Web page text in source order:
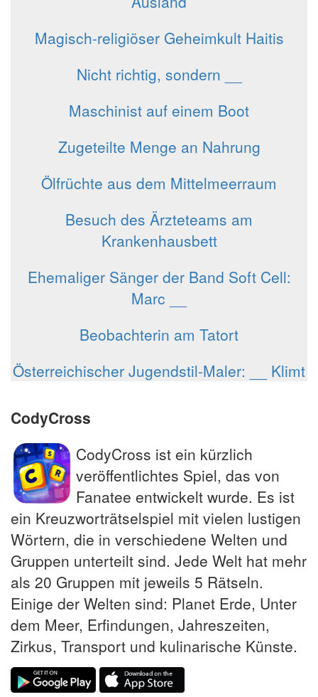
Magisch-religiöser Geheimkult Haitis
Nicht richtig, sondern __
Maschinist auf einem Boot
Zugeteilte Menge an Nahrung
Ölfrüchte aus dem Mittelmeerraum
Besuch des Ärzteteams am
Krankenhausbett
Ehemaliger Sänger der Band Soft Cell:
Marc __
Beobachterin am Tatort
Österreichischer Jugendstil-Maler: __ Klimt
CodyCross
CodyCross ist ein kürzlich
veröffentlichtes Spiel, das von
Fanatee entwickelt wurde. Es ist
ein Kreuzworträtselspiel mit vielen lustigen
Wörtern, die in verschiedene Welten und
Gruppen unterteilt sind. Jede Welt hat mehr
als 20 Gruppen mit jeweils 5 Rätseln.
Einige der Welten sind: Planet Erde, Unter
dem Meer, Erfindungen, Jahreszeiten,
Zirkus, Transport und kulinarische Künste.